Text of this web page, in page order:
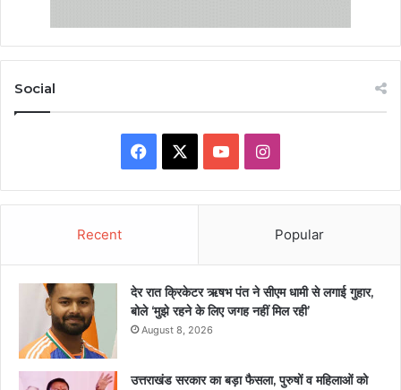
Social
Facebook YouTubeInstagram
Recent Popular
देर रात क्रिकेटर ऋषभ पंत ने सीएम धामी से लगाई गुहार,
बोले ‘मुझे रहने के लिए जगह नहीं मिल रही’
August 8, 2026
उत्तराखंड सरकार का बड़ा फैसला, पुरुषों व महिलाओं को